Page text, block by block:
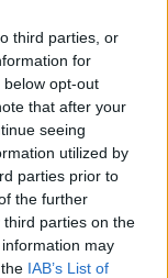
third parties, or
for
opt-out
that after your
seeing
utilized by
parties prior to
the further
parties on the
may
IAB’s List of